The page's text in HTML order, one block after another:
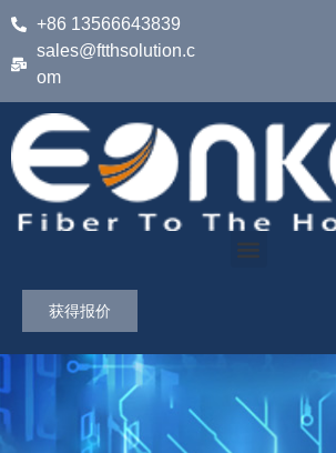
+86 13566643839
sales@ftthsolution.c
om
获得报价